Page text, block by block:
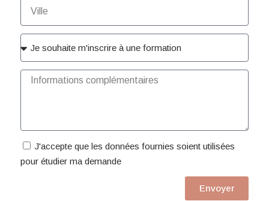
J'accepte que les données fournies soient utilisées
pour étudier ma demande
Envoyer